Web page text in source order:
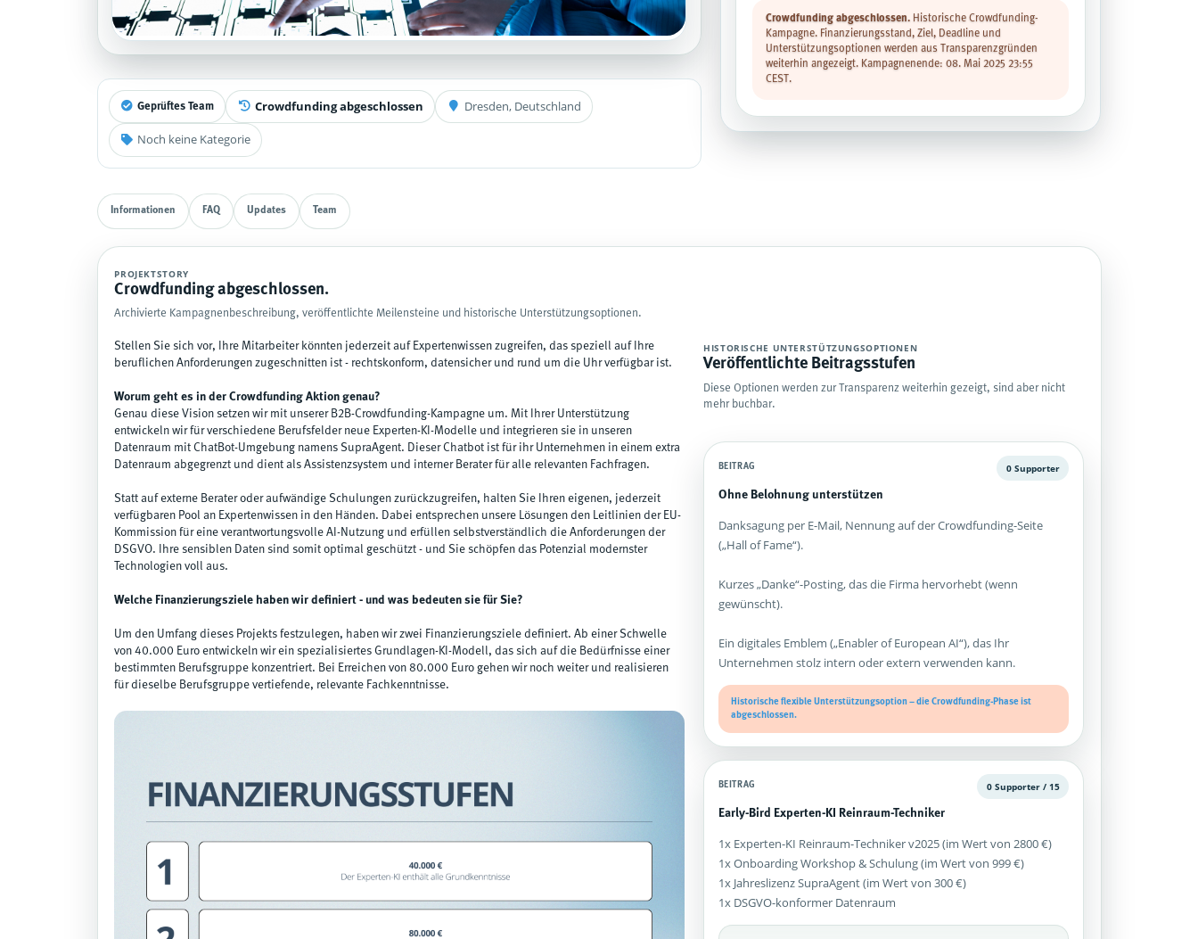
Geprüftes Team Crowdfunding abgeschlossen Dresden, Deutschland
Noch keine Kategorie
Crowdfunding abgeschlossen.Historische Crowdfunding-
Kampagne. Finanzierungsstand, Ziel, Deadline und
Unterstützungsoptionen werden aus Transparenzgründen
weiterhin angezeigt. Kampagnenende: 08. Mai 2025 23:55
CEST.
Informationen FAQ Updates Team
PROJEKTSTORY
Crowdfunding abgeschlossen.
Archivierte Kampagnenbeschreibung, veröffentlichte Meilensteine und historische Unterstützungsoptionen.
Stellen Sie sich vor, Ihre Mitarbeiter könnten jederzeit auf Expertenwissen zugreifen, das speziell auf Ihre
beruflichen Anforderungen zugeschnitten ist - rechtskonform, datensicher und rund um die Uhr verfügbar ist.
Worum geht es in der Crowdfunding Aktion genau?
Genau diese Vision setzen wir mit unserer B2B-Crowdfunding-Kampagne um. Mit Ihrer Unterstützung
entwickeln wir für verschiedene Berufsfelder neue Experten-KI-Modelle und integrieren sie in unseren
Datenraum mit ChatBot-Umgebung namens SupraAgent. Dieser Chatbot ist für ihr Unternehmen in einem extra
Datenraum abgegrenzt und dient als Assistenzsystem und interner Berater für alle relevanten Fachfragen.
Statt auf externe Berater oder aufwändige Schulungen zurückzugreifen, halten Sie Ihren eigenen, jederzeit
verfügbaren Pool an Expertenwissen in den Händen. Dabei entsprechen unsere Lösungen den Leitlinien der EU-
Kommission für eine verantwortungsvolle AI-Nutzung und erfüllen selbstverständlich die Anforderungen der
DSGVO. Ihre sensiblen Daten sind somit optimal geschützt - und Sie schöpfen das Potenzial modernster
Technologien voll aus.
Welche Finanzierungsziele haben wir definiert - und was bedeuten sie für Sie?
Um den Umfang dieses Projekts festzulegen, haben wir zwei Finanzierungsziele definiert. Ab einer Schwelle
von 40.000 Euro entwickeln wir ein spezialisiertes Grundlagen-KI-Modell, das sich auf die Bedürfnisse einer
bestimmten Berufsgruppe konzentriert. Bei Erreichen von 80.000 Euro gehen wir noch weiter und realisieren
für dieselbe Berufsgruppe vertiefende, relevante Fachkenntnisse.
HISTORISCHE UNTERSTÜTZUNGSOPTIONEN
Veröffentlichte Beitragsstufen
Diese Optionen werden zur Transparenz weiterhin gezeigt, sind aber nicht
mehr buchbar.
BEITRAG
Ohne Belohnung unterstützen
0 Supporter
Danksagung per E-Mail, Nennung auf der Crowdfunding-Seite
(„Hall of Fame“).
Kurzes „Danke“-Posting, das die Firma hervorhebt (wenn
gewünscht).
Ein digitales Emblem („Enabler of European AI“), das Ihr
Unternehmen stolz intern oder extern verwenden kann.
Historische flexible Unterstützungsoption – die Crowdfunding-Phase ist
abgeschlossen.
BEITRAG
Early-Bird Experten-KI Reinraum-Techniker
0 Supporter / 15
1x Experten-KI Reinraum-Techniker v2025 (im Wert von 2800 €)
1x Onboarding Workshop & Schulung (im Wert von 999 €)
1x Jahreslizenz SupraAgent (im Wert von 300 €)
1x DSGVO-konformer Datenraum